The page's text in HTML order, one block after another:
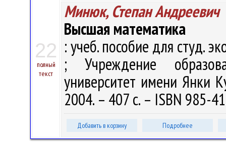
22
полный
текст
Минюк, Степан Андреевич
Высшая математика
: учеб. пособие для студ.
; Учреждение
университет имени Янки
2004. – 407 с. – ISBN 985-
Добавить в корзину Подробнее